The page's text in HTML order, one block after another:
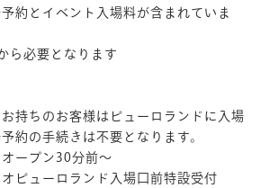
約とイベント入場料が含まれていま
ら必要となります
持ちのお客様はピューロランドに入場
約の手続きは不要となります。
オープン30分前～
オピューロランド入場口前特設受付